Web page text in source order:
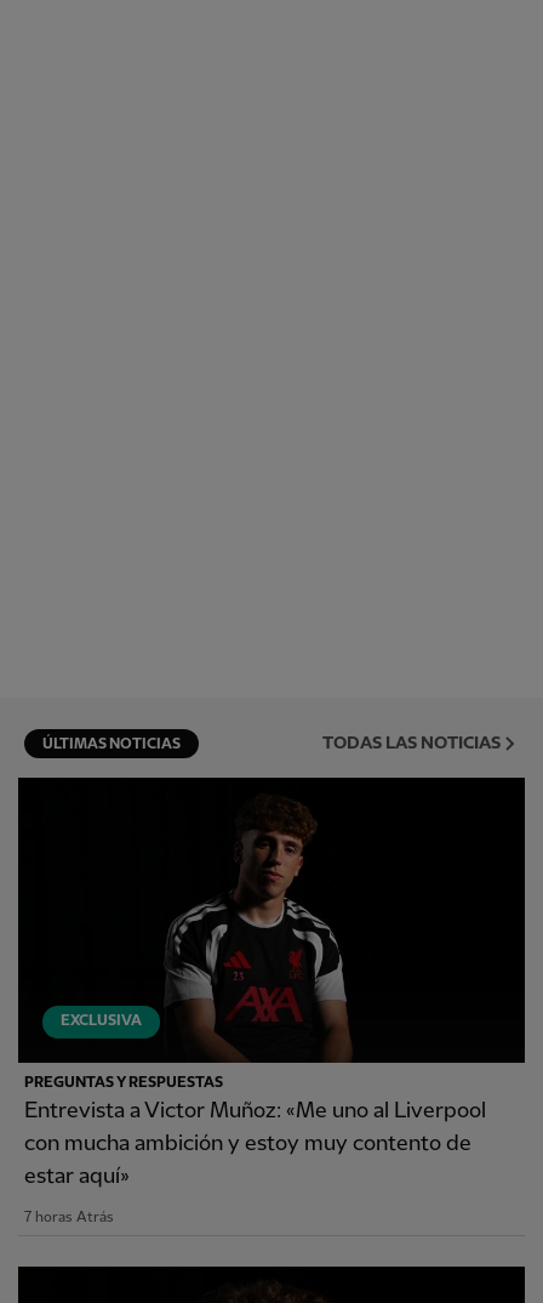
ÚLTIMAS NOTICIAS TODAS LAS NOTICIAS
EXCLUSIVA
PREGUNTAS Y RESPUESTAS
Entrevista a Victor Muñoz: «Me uno al Liverpool
con mucha ambición y estoy muy contento de
estar aquí»
7 horas Atrás